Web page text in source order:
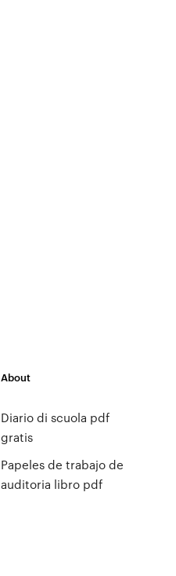
About
Diario di scuola pdf
gratis
Papeles de trabajo de
auditoria libro pdf